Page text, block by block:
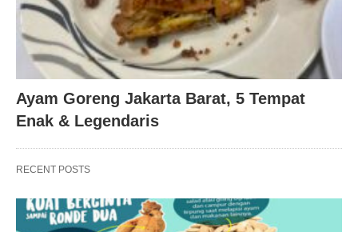
Ayam Goreng Jakarta Barat, 5 Tempat
Enak & Legendaris
RECENT POSTS